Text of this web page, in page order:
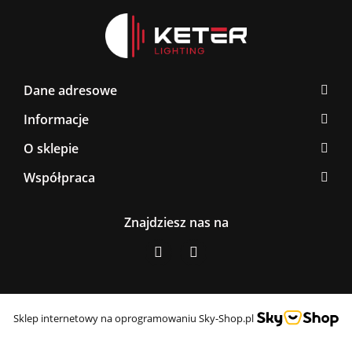
Dane adresowe
Informacje
O sklepie
Współpraca
Znajdziesz nas na
Sklep internetowy na oprogramowaniu Sky-Shop.pl